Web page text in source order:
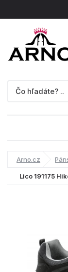
Arno.cz
Lico 191175